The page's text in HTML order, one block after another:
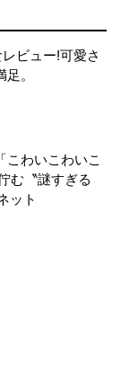
ビュー!可愛さ
。
こわいこわいこ
む〝謎すぎる
ット